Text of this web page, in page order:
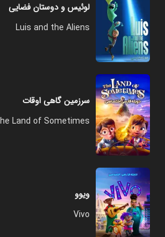
لوئیس و دوستان فضایی
Luis and the Aliens
سرزمین گاهی اوقات
Land of Sometimes
ویوو
Vivo